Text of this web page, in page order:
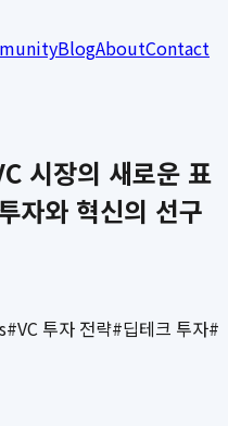
BlogAboutContact
시장의 새로운 표
자와 혁신의 선구
#VC 투자 전략#딥테크 투자#